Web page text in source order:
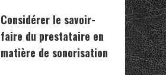
Considérer le savoir-
faire du prestataire en
matière de sonorisation